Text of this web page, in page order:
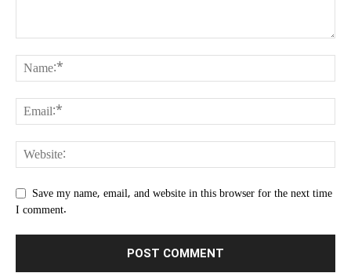
Save my name, email, and website in this browser for the next time
I comment.